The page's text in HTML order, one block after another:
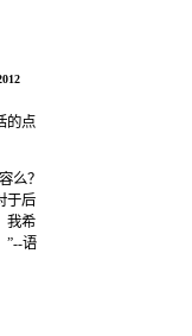
的点
么？
于后
我希
”--语